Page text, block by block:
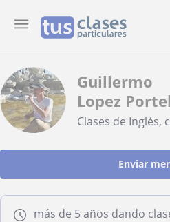
Guillermo
Lopez
Clases de Inglés,
Enviar
más de 5 años dando